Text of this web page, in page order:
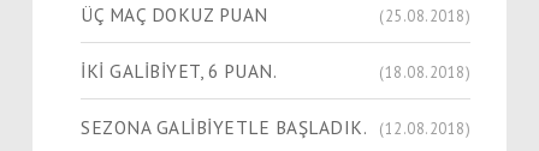
ÜÇ MAÇ DOKUZ PUAN (25.08.2018)
İKİ GALİBİYET, 6 PUAN. (18.08.2018)
SEZONA GALİBİYETLE BAŞLADIK. (12.08.2018)